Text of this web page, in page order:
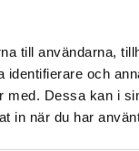
till användarna,
och
Dessa kan i
in när du har